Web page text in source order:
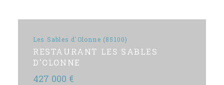
Les Sables d'Olonne (85100)
RESTAURANT LES SABLES
D'OLONNE
427 000 €